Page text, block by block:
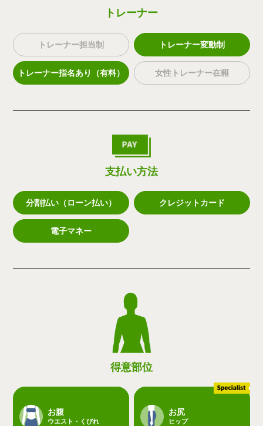
トレーナー
トレーナー担当制 トレーナー変動制
トレーナー指名あり（有料） 女性トレーナー在籍
支払い方法
分割払い（ローン払い） クレジットカード
電子マネー
得意部位
お腹
ウエスト・くびれ
お尻
ヒップ